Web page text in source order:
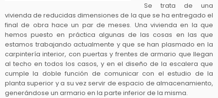
Se trata de una
vivienda de reducidas dimensiones de la que se ha entregado el
final de obra hace un par de meses. Una vivienda en la que
hemos puesto en práctica algunas de las cosas en las que
estamos trabajando actualmente y que se han plasmado en la
carpintería interior, con puertas y frentes de armario que llegan
al techo en todos los casos, y en el diseño de la escalera que
cumple la doble función de comunicar con el estudio de la
planta superior y a su vez servir de espacio de almacenamiento,
generándose un armario en la parte inferior de la misma.